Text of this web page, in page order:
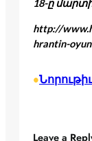
18-ը
http://
hrantin-
•
Leave a